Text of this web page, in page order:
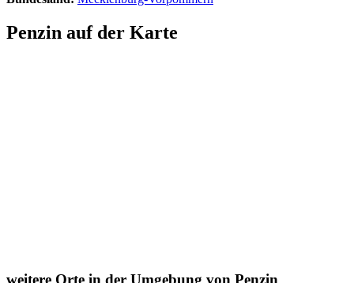
Penzin auf der Karte
weitere Orte in der Umgebung von Penzin